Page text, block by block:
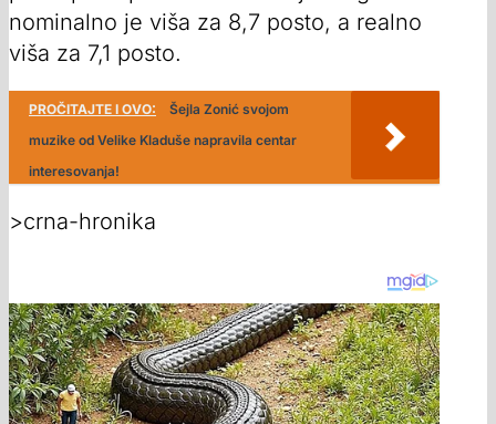
nominalno je viša za 8,7 posto, a realno
viša za 7,1 posto.
PROČITAJTE I OVO:
Šejla Zonić svojom
muzike od Velike Kladuše napravila centar
interesovanja!
>crna-hronika